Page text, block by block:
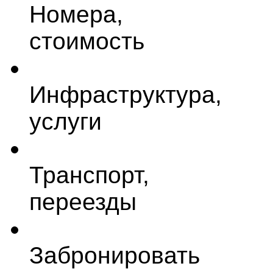
Номера,
стоимость
Инфраструктура,
услуги
Транспорт,
переезды
Забронировать